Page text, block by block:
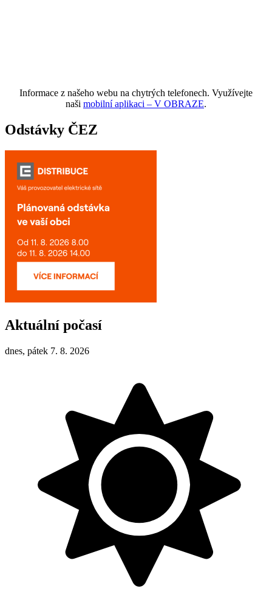
Informace z našeho webu na chytrých telefonech. Využívejte
naši mobilní aplikaci – V OBRAZE.
Odstávky ČEZ
Aktuální počasí
dnes, pátek 7. 8. 2026